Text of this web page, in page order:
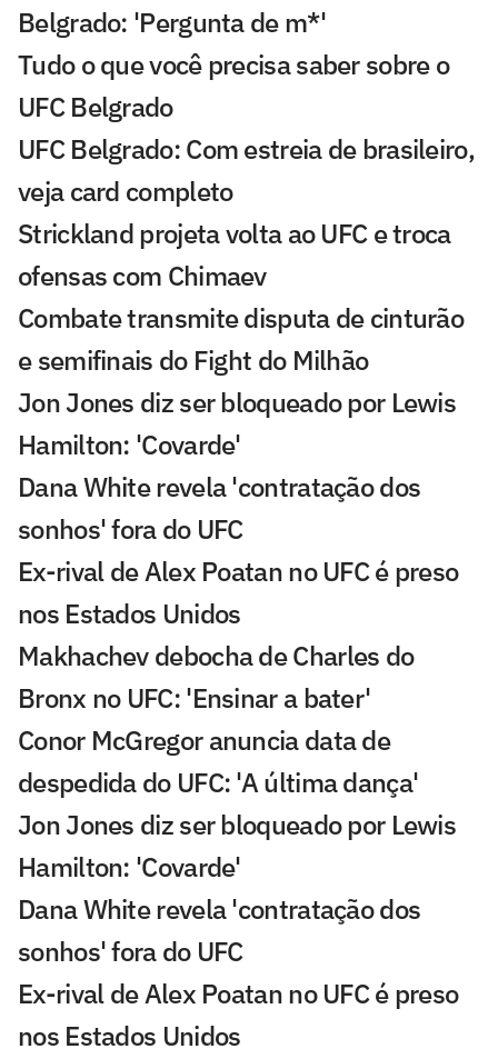
Belgrado: 'Pergunta de m*'
Tudo o que você precisa saber sobre o
UFC Belgrado
UFC Belgrado: Com estreia de brasileiro,
veja card completo
Strickland projeta volta ao UFC e troca
ofensas com Chimaev
Combate transmite disputa de cinturão
e semifinais do Fight do Milhão
Jon Jones diz ser bloqueado por Lewis
Hamilton: 'Covarde'
Dana White revela 'contratação dos
sonhos' fora do UFC
Ex-rival de Alex Poatan no UFC é preso
nos Estados Unidos
Makhachev debocha de Charles do
Bronx no UFC: 'Ensinar a bater'
Conor McGregor anuncia data de
despedida do UFC: 'A última dança'
Jon Jones diz ser bloqueado por Lewis
Hamilton: 'Covarde'
Dana White revela 'contratação dos
sonhos' fora do UFC
Ex-rival de Alex Poatan no UFC é preso
nos Estados Unidos